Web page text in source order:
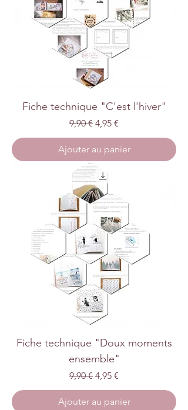
Fiche technique "C'est l'hiver"
Prix original
9,90 € Prix promotionnel
4,95 €
Ajouter au panier
Fiche technique "Doux moments
ensemble"
Prix original
9,90 € Prix promotionnel
4,95 €
Ajouter au panier